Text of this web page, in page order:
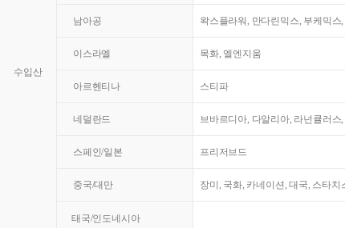
수입산
남아공 왁스플라워, 만다린믹스, 부케믹
이스라엘 목화, 엘엔지움
아르헨티나 스티파
네덜란드 브바르디아, 다알리아, 라넌큘러스,
스페인/일본 프리저브드
중국/대만 장미, 국화, 카네이션, 대국, 스타
태국/인도네시아